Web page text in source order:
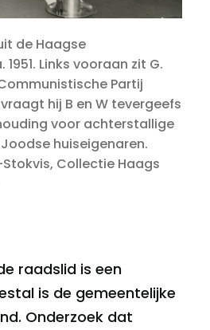
de Haagse
Links vooraan zit G.
Partij
hij B en W tevergeefs
voor achterstallige
huiseigenaren.
Collectie Haags
raadslid is een
is de gemeentelijke
Onderzoek dat